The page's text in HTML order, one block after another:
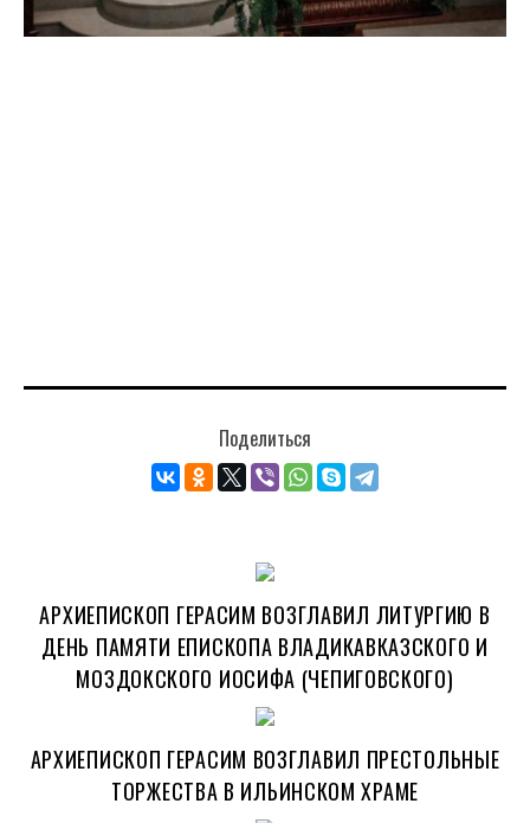
Поделиться
АРХИЕПИСКОП ГЕРАСИМ ВОЗГЛАВИЛ ЛИТУРГИЮ В
ДЕНЬ ПАМЯТИ ЕПИСКОПА ВЛАДИКАВКАЗСКОГО И
МОЗДОКСКОГО ИОСИФА (ЧЕПИГОВСКОГО)
АРХИЕПИСКОП ГЕРАСИМ ВОЗГЛАВИЛ ПРЕСТОЛЬНЫЕ
ТОРЖЕСТВА В ИЛЬИНСКОМ ХРАМЕ